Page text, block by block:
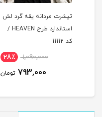
تیشرت مردانه یقه گرد لش
استاندارد طرح HEAVEN /
کد 11112
1,090,000 28٪
793,000 تومان